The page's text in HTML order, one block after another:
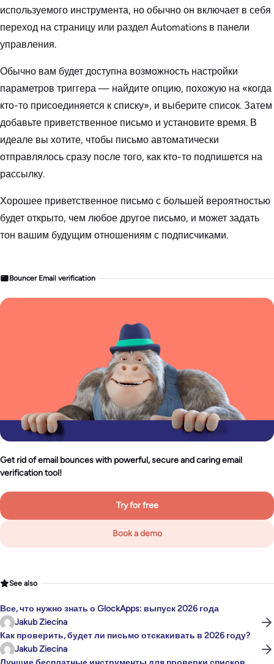
используемого инструмента, но обычно он включает в себя
переход на страницу или раздел Automations в панели
управления.
Обычно вам будет доступна возможность настройки
параметров триггера — найдите опцию, похожую на «когда
кто-то присоединяется к списку», и выберите список. Затем
добавьте приветственное письмо и установите время. В
идеале вы хотите, чтобы письмо автоматически
отправлялось сразу после того, как кто-то подпишется на
рассылку.
Хорошее приветственное письмо с большей вероятностью
будет открыто, чем любое другое письмо, и может задать
тон вашим будущим отношениям с подписчиками.
Bouncer Email verification
Get rid of email bounces with powerful, secure and caring email
verification tool!
Try for free
Book a demo
See also
Все, что нужно знать о GlockApps: выпуск 2026 года
Jakub Ziecina
Как проверить, будет ли письмо отскакивать в 2026 году?
Jakub Ziecina